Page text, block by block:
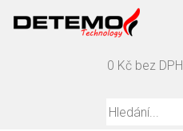
0 Kč bez DPH